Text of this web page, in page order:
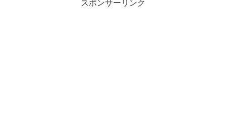
スポンサーリンク